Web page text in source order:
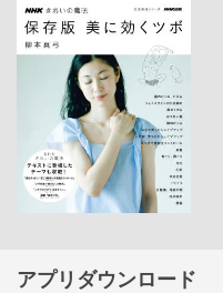
アプリダウンロード